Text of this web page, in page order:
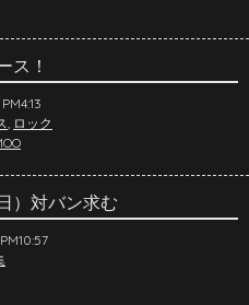
ス！
, ロック
）対バン求む